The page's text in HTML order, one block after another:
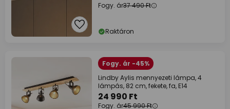
Fogy. ár37 490 Ft
Raktáron
Fogy. ár -45%
Lindby Aylis mennyezeti lámpa, 4
lámpás, 82 cm, fekete, fa, E14
24 990 Ft
Fogy. ár45 990 Ft